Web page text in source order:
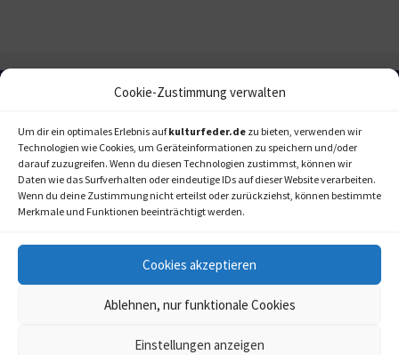
Cookie-Zustimmung verwalten
Um dir ein optimales Erlebnis aufkulturfeder.de zu bieten, verwenden wir
Technologien wie Cookies, um Geräteinformationen zu speichern und/oder
darauf zuzugreifen. Wenn du diesen Technologien zustimmst, können wir
Daten wie das Surfverhalten oder eindeutige IDs auf dieser Website verarbeiten.
Wenn du deine Zustimmung nicht erteilst oder zurückziehst, können bestimmte
Merkmale und Funktionen beeinträchtigt werden.
Cookies akzeptieren
Ablehnen, nur funktionale Cookies
Einstellungen anzeigen
© 2006-2020 LAPPmedien+events kulturfeder.de –